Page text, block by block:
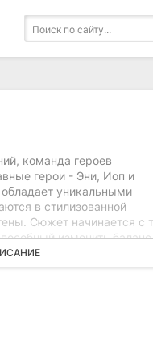
команда героев
герои - Эни, Иоп и
уникальными
в стилизованной
Сюжет начинается с
изменить
которые приведут к
и пробуждению
сталкиваются с
не только внешние
в группе. На пути к
что их приключения
силы. Напряжение